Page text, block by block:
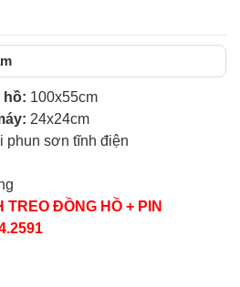
hồ: 100x55cm
24x24cm
phun sơn tĩnh điện
TREO ĐỒNG HỒ + PIN